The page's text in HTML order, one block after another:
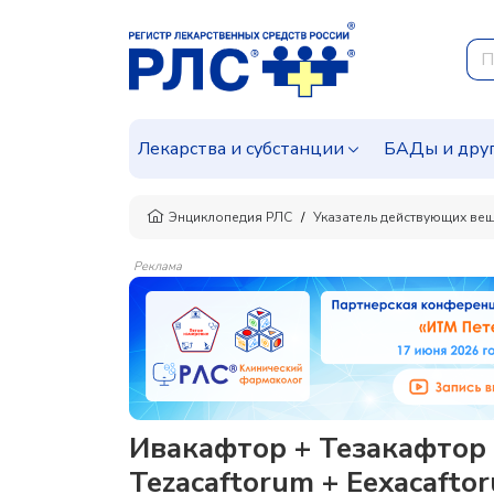
Лекарства и субстанции БАДы и
Энциклопедия РЛС Указатель действующих
Реклама
Ивакафтор +
Tezacaftorum +